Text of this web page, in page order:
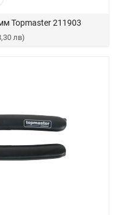
Topmaster 211903
лв)